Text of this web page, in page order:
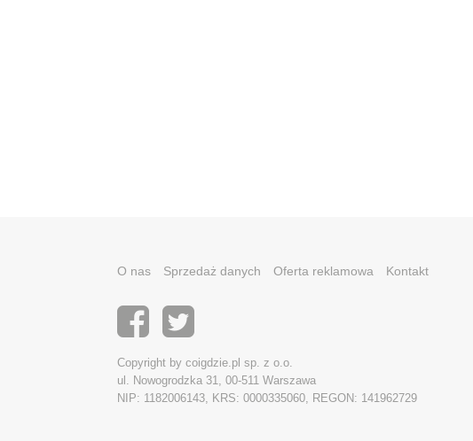
O nas Sprzedaż danych Oferta reklamowa Kontakt
Copyright by coigdzie.pl sp. z o.o.
ul. Nowogrodzka 31, 00-511 Warszawa
NIP: 1182006143, KRS: 0000335060, REGON: 141962729